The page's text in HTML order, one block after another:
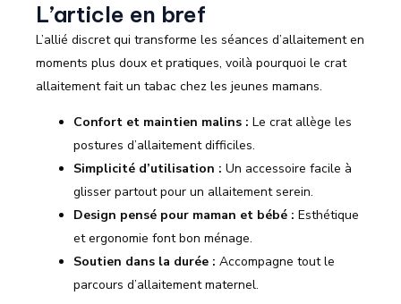
L’article en bref
L’allié discret qui transforme les séances d’allaitement en
moments plus doux et pratiques, voilà pourquoi le crat
allaitement fait un tabac chez les jeunes mamans.
Confort et maintien malins : Le crat allège les
postures d’allaitement difficiles.
Simplicité d’utilisation : Un accessoire facile à
glisser partout pour un allaitement serein.
Design pensé pour maman et bébé : Esthétique
et ergonomie font bon ménage.
Soutien dans la durée : Accompagne tout le
parcours d’allaitement maternel.